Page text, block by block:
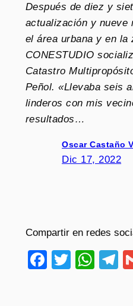
Después de diez y
actualización y nueve
el área urbana y en la
CONESTUDIO
Catastro
Peñol. «Llevaba seis
linderos con mis
resultados…
Oscar Castaño
Dic 17, 2022
Compartir en redes
Facebook
Twitter